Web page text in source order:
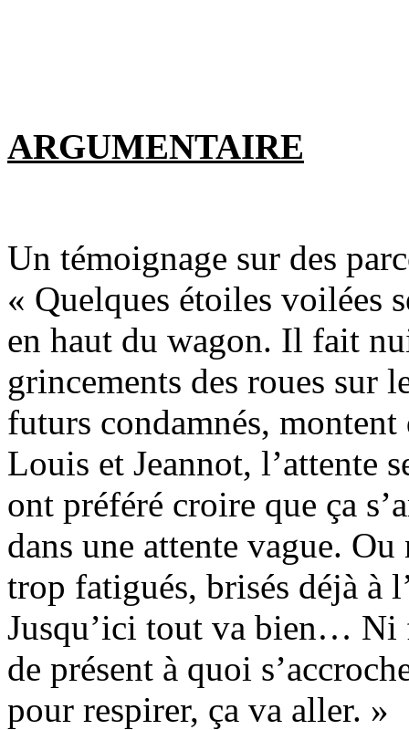
ARGUMENTAIRE
Un témoignage sur des
« Quelques étoiles voilées
en haut du wagon. Il fait
grincements des roues sur
futurs condamnés,
Louis et Jeannot, l’attente
ont préféré croire que ça
dans une attente vague.
trop fatigués, brisés déjà à
Jusqu’ici tout va bien… Ni
de présent à quoi
pour respirer, ça va aller. »